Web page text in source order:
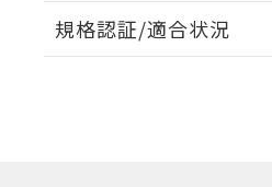
EU RoHS 注意事項・凡例
規格認証/適合状況